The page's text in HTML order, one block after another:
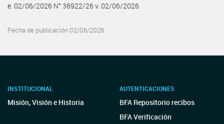
e. 02/06/2026 N° 36922/26 v. 02/06/2026
Fecha de publicación 02/06/2026
INSTITUCIONAL
Misión, Visión e Historia
AUTENTICACIONES
BFA Repositorio recibos
BFA Verificación